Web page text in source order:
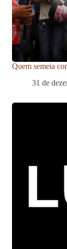
Quem semeia
31 de